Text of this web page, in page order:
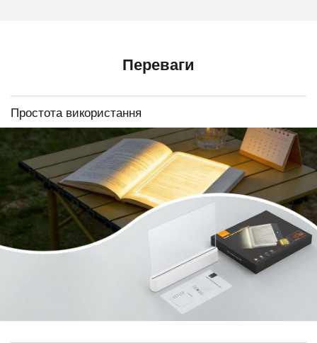
Переваги
Простота використання